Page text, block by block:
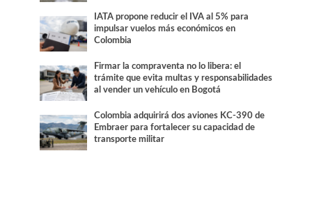
IATA propone reducir el IVA al 5% para
impulsar vuelos más económicos en
Colombia
Firmar la compraventa no lo libera: el
trámite que evita multas y responsabilidades
al vender un vehículo en Bogotá
Colombia adquirirá dos aviones KC-390 de
Embraer para fortalecer su capacidad de
transporte militar